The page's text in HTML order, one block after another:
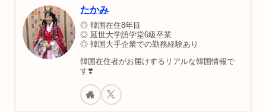
たかみ
◎ 韓国在住8年目
◎ 延世大学語学堂6級卒業
◎ 韓国大手企業での勤務経験あり
韓国在住者がお届けするリアルな韓国情報で
す❣️